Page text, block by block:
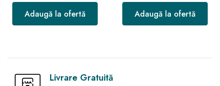
Adaugă la ofertă Adaugă la ofertă
Livrare Gratuită